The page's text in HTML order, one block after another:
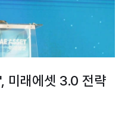
미래에셋 3.0 전략